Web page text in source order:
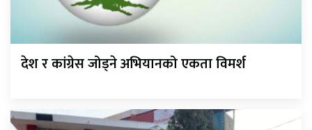
देश र कांग्रेस जोड्ने अभियानको एकता विमर्श